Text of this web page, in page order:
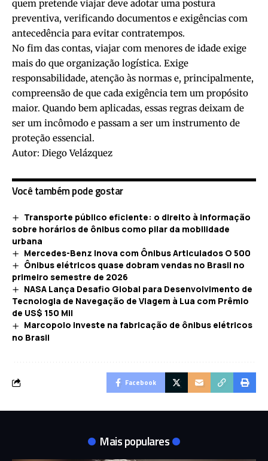
quem pretende viajar deve adotar uma postura
preventiva, verificando documentos e exigências com
antecedência para evitar contratempos.
No fim das contas, viajar com menores de idade exige
mais do que organização logística. Exige
responsabilidade, atenção às normas e, principalmente,
compreensão de que cada exigência tem um propósito
maior. Quando bem aplicadas, essas regras deixam de
ser um incômodo e passam a ser um instrumento de
proteção essencial.
Autor: Diego Velázquez
Você também pode gostar
Transporte público eficiente: o direito à informação
sobre horários de ônibus como pilar da mobilidade
urbana
Mercedes-Benz Inova com Ônibus Articulados O 500
Ônibus elétricos quase dobram vendas no Brasil no
primeiro semestre de 2026
NASA Lança Desafio Global para Desenvolvimento de
Tecnologia de Navegação de Viagem à Lua com Prêmio
de US$ 150 Mil
Marcopolo investe na fabricação de ônibus elétricos
no Brasil
Facebook
Mais populares